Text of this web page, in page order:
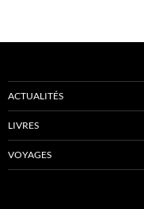
ACTUALITÉS
LIVRES
VOYAGES